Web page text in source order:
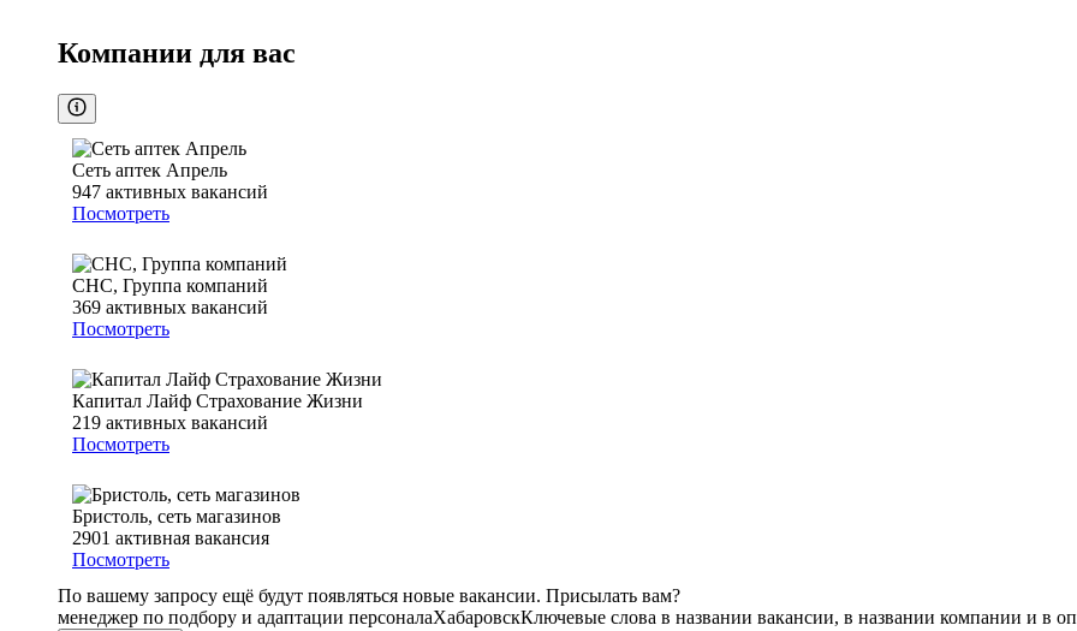
Компании для вас
Сеть аптек Апрель
947 активных вакансий
Посмотреть
СНС, Группа компаний
369 активных вакансий
Посмотреть
Капитал Лайф Страхование Жизни
219 активных вакансий
Посмотреть
Бристоль, сеть магазинов
2901 активная вакансия
Посмотреть
По вашему запросу ещё будут появляться новые вакансии. Присылать вам?
менеджер по подбору и адаптации персоналаХабаровскКлючевые слова в названии вакансии, в названии компании и в